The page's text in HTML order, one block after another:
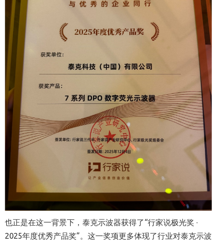
也正是在这一背景下，泰克示波器获得了“行家说极光奖 ·
2025年度优秀产品奖”。这一奖项更多体现了行业对泰克示波